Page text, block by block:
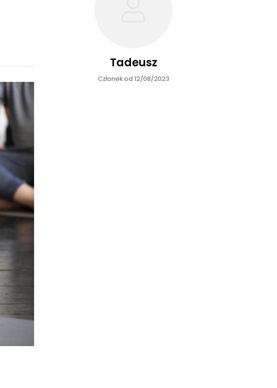
Tadeusz
Członek od 12/08/2023